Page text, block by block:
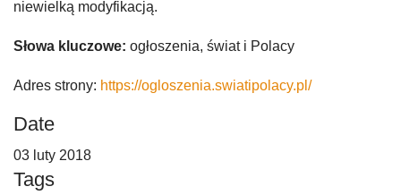
niewielką modyfikacją.
Słowa kluczowe: ogłoszenia, świat i Polacy
Adres strony: https://ogloszenia.swiatipolacy.pl/
Date
03 luty 2018
Tags